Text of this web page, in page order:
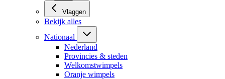
Vlaggen
Bekijk alles
Nationaal
Nederland
Provincies & steden
Welkomstwimpels
Oranje wimpels